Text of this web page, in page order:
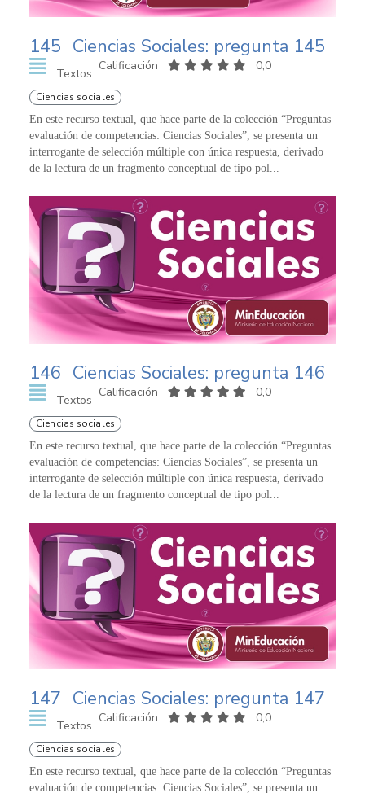
145 Ciencias Sociales: pregunta 145
Textos
Calificación 0,0
Ciencias sociales
En este recurso textual, que hace parte de la colección “Preguntas
evaluación de competencias: Ciencias Sociales”, se presenta un
interrogante de selección múltiple con única respuesta, derivado
de la lectura de un fragmento conceptual de tipo pol...
146 Ciencias Sociales: pregunta 146
Textos
Calificación 0,0
Ciencias sociales
En este recurso textual, que hace parte de la colección “Preguntas
evaluación de competencias: Ciencias Sociales”, se presenta un
interrogante de selección múltiple con única respuesta, derivado
de la lectura de un fragmento conceptual de tipo pol...
147 Ciencias Sociales: pregunta 147
Textos
Calificación 0,0
Ciencias sociales
En este recurso textual, que hace parte de la colección “Preguntas
evaluación de competencias: Ciencias Sociales”, se presenta un